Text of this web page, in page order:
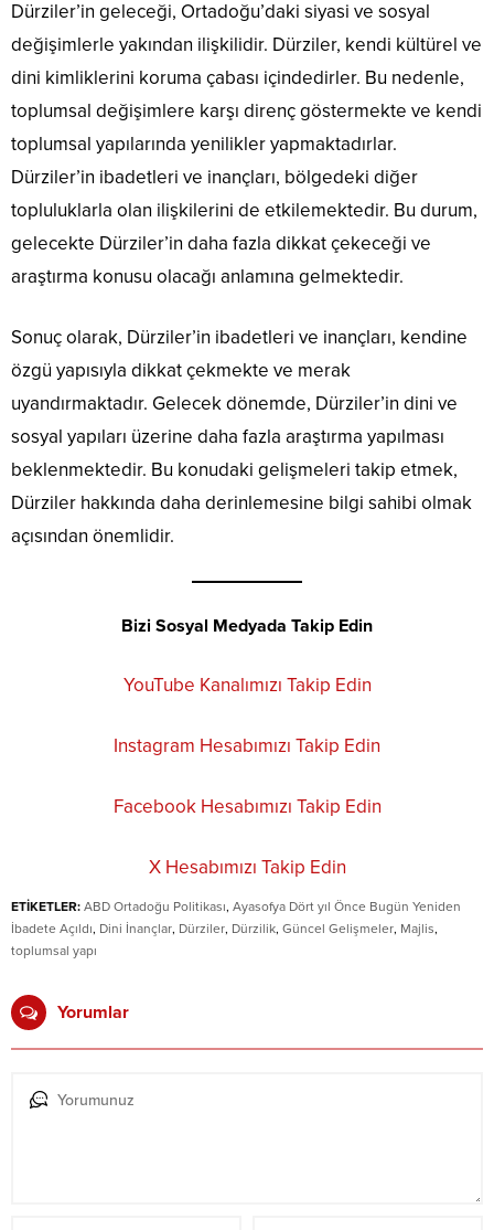
Dürziler’in geleceği, Ortadoğu’daki siyasi ve sosyal
değişimlerle yakından ilişkilidir. Dürziler, kendi kültürel ve
dini kimliklerini koruma çabası içindedirler. Bu nedenle,
toplumsal değişimlere karşı direnç göstermekte ve kendi
toplumsal yapılarında yenilikler yapmaktadırlar.
Dürziler’in ibadetleri ve inançları, bölgedeki diğer
topluluklarla olan ilişkilerini de etkilemektedir. Bu durum,
gelecekte Dürziler’in daha fazla dikkat çekeceği ve
araştırma konusu olacağı anlamına gelmektedir.
Sonuç olarak, Dürziler’in ibadetleri ve inançları, kendine
özgü yapısıyla dikkat çekmekte ve merak
uyandırmaktadır. Gelecek dönemde, Dürziler’in dini ve
sosyal yapıları üzerine daha fazla araştırma yapılması
beklenmektedir. Bu konudaki gelişmeleri takip etmek,
Dürziler hakkında daha derinlemesine bilgi sahibi olmak
açısından önemlidir.
Bizi Sosyal Medyada Takip Edin
YouTube Kanalımızı Takip Edin
Instagram Hesabımızı Takip Edin
Facebook Hesabımızı Takip Edin
X Hesabımızı Takip Edin
ETİKETLER: ABD Ortadoğu Politikası, Ayasofya Dört yıl Önce Bugün Yeniden
İbadete Açıldı, Dini İnançlar, Dürziler, Dürzilik, Güncel Gelişmeler, Majlis,
toplumsal yapı
Yorumlar